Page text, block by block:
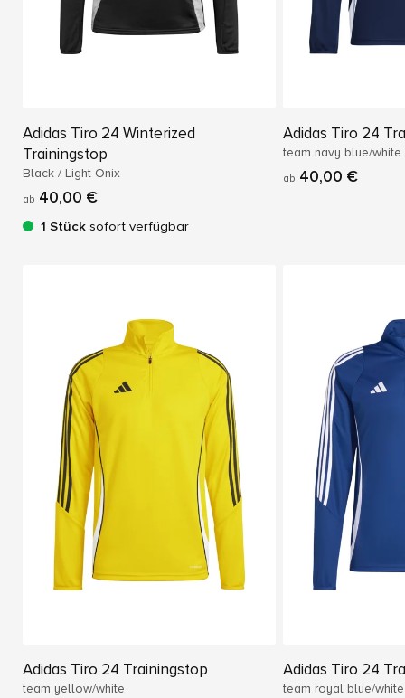
Adidas Tiro 24 Winterized
Trainingstop
Black / Light Onix
ab 40,00 €
1 Stück sofort verfügbar
Adidas Tiro 24
team navy blue/white
ab 40,00 €
Adidas Tiro 24 Trainingstop
team yellow/white
Adidas Tiro 24
team royal blue/white